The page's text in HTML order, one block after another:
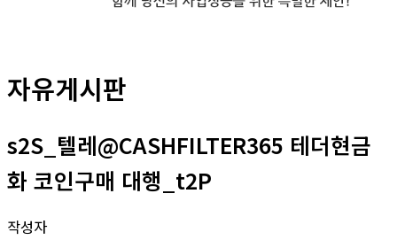
자유게시판
s2S_텔레@CASHFILTER365 테더현금
화 코인구매 대행_t2P
작성자